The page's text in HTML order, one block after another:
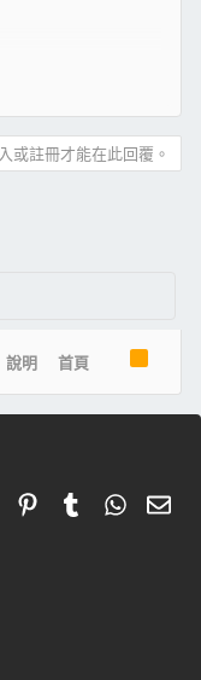
或註冊才能在此回覆。
說明 首頁
R
S
PinterestTumblr 電